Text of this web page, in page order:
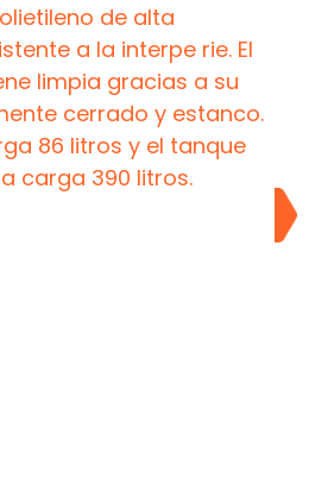
de alta
a la interpe rie. El
limpia gracias a su
cerrado y estanco.
86 litros y el tanque
carga 390 litros.